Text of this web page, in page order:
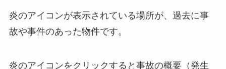
炎のアイコンが表示されている場所が、過去に事
故や事件のあった物件です。
炎のアイコンをクリックすると事故の概要（発生